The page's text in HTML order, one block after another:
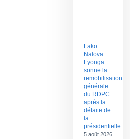
Fako :
Nalova
Lyonga
sonne la
remobilisation
générale
du RDPC
après la
défaite de
la
présidentielle
5 août 2026